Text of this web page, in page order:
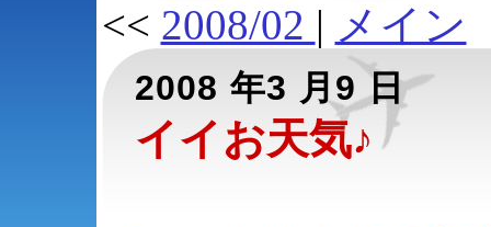
<< 2008/02 | メイン
2008 年3 月9 日
イイお天気♪